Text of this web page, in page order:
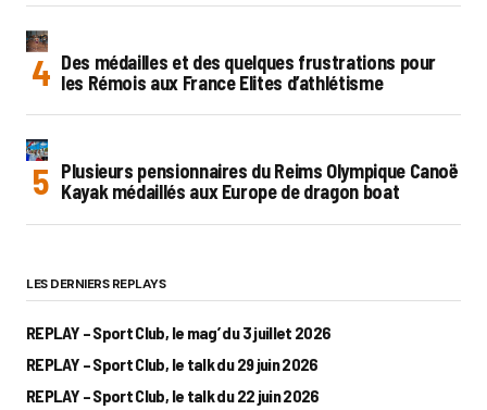
Des médailles et des quelques frustrations pour
les Rémois aux France Elites d’athlétisme
Plusieurs pensionnaires du Reims Olympique Canoë
Kayak médaillés aux Europe de dragon boat
LES DERNIERS REPLAYS
REPLAY – Sport Club, le mag’ du 3 juillet 2026
REPLAY – Sport Club, le talk du 29 juin 2026
REPLAY – Sport Club, le talk du 22 juin 2026